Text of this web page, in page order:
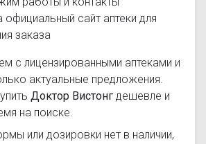
официальный сайт аптеки для
заказа
с лицензированными аптеками и
актуальные предложения.
Доктор Вистонг дешевле и
на поиске.
или дозировки нет в наличии,